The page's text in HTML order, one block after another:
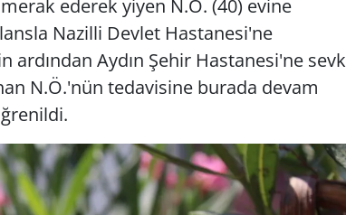
ederek yiyen N.Ö. (40) evine
Nazilli Devlet Hastanesi'ne
ardından Aydın Şehir Hastanesi'ne sevk
N.Ö.'nün tedavisine burada devam